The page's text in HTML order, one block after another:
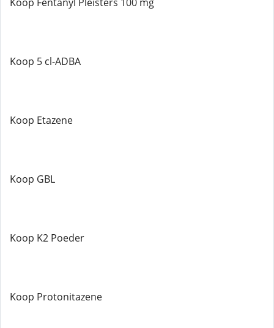
Koop 5 cl-ADBA
Koop Etazene
Koop GBL
Koop K2 Poeder
Koop Protonitazene